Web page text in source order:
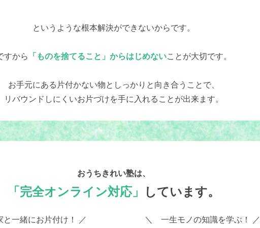
というような根本解決ができないからです。
すから 「ものを捨てること」からはじめないことが大切です。
お手元にある片付かない物としっかりと向き合うことで、
リバウンドしにくいお片づけを手に入れることが出来ます。
おうちきれい塾は、
「完全オンライン対応」 しています。
一緒にお片付け！ ／ ＼ 一生モノの知識を学ぶ！ ／